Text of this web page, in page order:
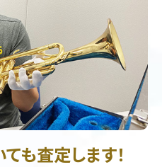
も査定します！